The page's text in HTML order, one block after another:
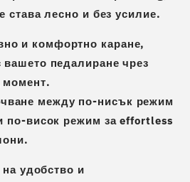
става лесно и без усилие.
и комфортно каране,
вашето педалиране чрез
момент.
между по-нисък режим
по-висок режим за effortless
удобство и